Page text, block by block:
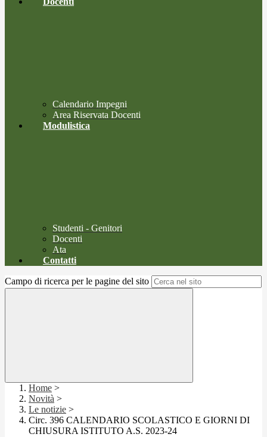
Calendario Impegni
Area Riservata Docenti
Modulistica
Studenti - Genitori
Docenti
Ata
Contatti
Campo di ricerca per le pagine del sito
Home >
Novità >
Le notizie >
Circ. 396 CALENDARIO SCOLASTICO E GIORNI DI
CHIUSURA ISTITUTO A.S. 2023-24